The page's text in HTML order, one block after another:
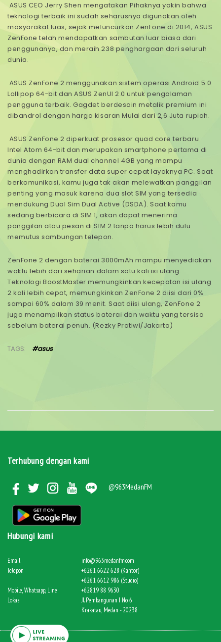
ASUS CEO Jerry Shen mengatakan Pihaknya yakin bahwa
teknologi terbaik ini sudah seharusnya digunakan oleh
masyarakat luas, sejak meluncurkan ZenFone di 2014, ASUS
ZenFone telah mendapatkan sambutan luar biasa dari
penggunanya, dan meraih 238 penghargaan dari seluruh
dunia.
ASUS ZenFone 2 menggunakan sistem operasi Android 5.0
Lollipop 64-bit dan ASUS ZenUI 2.0 untuk pengalaman
pengguna terbaik. Gagdet berdesain metalik premium ini
dibandrol dengan harga kisaran Mulai dari 2,6 Juta rupiah.
ASUS ZenFone 2 diperkuat prosesor quad core terbaru
Intel Atom 64-bit dan merupakan smartphone pertama di
dunia dengan RAM dual channel 4GB yang mampu
menghadirkan transfer data super cepat layaknya PC. Saat
berkomunikasi, kamu juga tak akan melewatkan panggilan
penting yang masuk karena dua slot SIM yang tersedia
mendukung Dual Sim Dual Active (DSDA). Saat kamu
sedang berbicara di SIM 1, akan dapat menerima
panggilan atau pesan di SIM 2 tanpa harus lebih dulu
memutus sambungan telepon.
ZenFone 2 dengan baterai 3000mAh mampu menyediakan
waktu lebih dari seharian dalam satu kali isi ulang.
Teknologi BoostMaster memungkinkan kecepatan isi ulang
2 kali lebih cepat, memungkinkan ZenFone 2 diisi dari 0%
sampai 60% dalam 39 menit. Saat diisi ulang, ZenFone 2
juga menampilkan status baterai dan waktu yang tersisa
sebelum baterai penuh. (Rezky Pratiwi/Jakarta)
TAGS: #asus
Terhubung dengan kami
@963MedanFM
Hubungi kami
Email
info@963medanfm.com
Telepon
+6261 6622 628 (Kantor)
+6261 6612 986 (Studio)
Mobile, Whatsapp, Line
+62819 88 9630
Lokasi
Jl. Pembangunan I No. 6
Krakatau, Medan - 20238